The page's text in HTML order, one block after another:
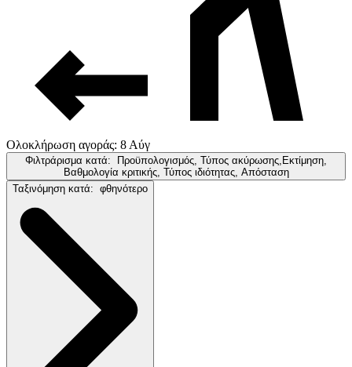
Ολοκλήρωση αγοράς: 8 Αύγ
Φιλτράρισμα κατά:
Προϋπολογισμός, Τύπος ακύρωσης,Εκτίμηση,
Βαθμολογία κριτικής, Τύπος ιδιότητας, Απόσταση
Ταξινόμηση κατά: φθηνότερο